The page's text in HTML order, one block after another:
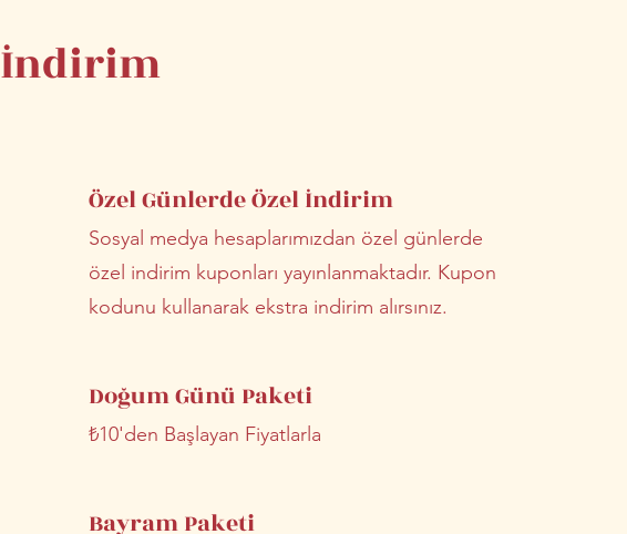
İndirim
Özel Günlerde Özel İndirim
Sosyal medya hesaplarımızdan özel günlerde
özel indirim kuponları yayınlanmaktadır. Kupon
kodunu kullanarak ekstra indirim alırsınız.
Doğum Günü Paketi
₺10'den Başlayan Fiyatlarla
Bayram Paketi